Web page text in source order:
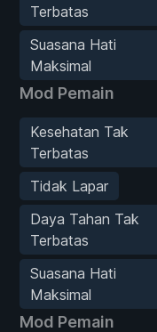
Terbatas
Suasana Hati
Maksimal
Mod Pemain
Kesehatan Tak
Terbatas
Tidak Lapar
Daya Tahan Tak
Terbatas
Suasana Hati
Maksimal
Mod Pemain